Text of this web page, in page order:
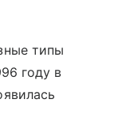
типы
году в